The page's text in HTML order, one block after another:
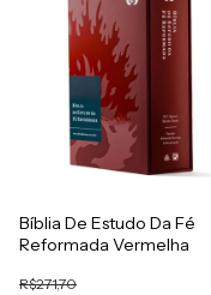
Bíblia De Estudo Da Fé
Reformada Vermelha
R$271,70